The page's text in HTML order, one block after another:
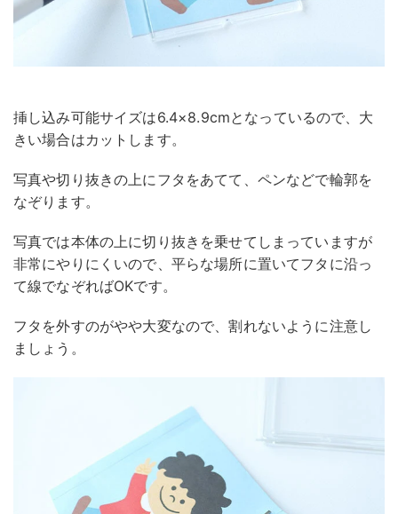
挿し込み可能サイズは6.4×8.9cmとなっているので、大
きい場合はカットします。
写真や切り抜きの上にフタをあてて、ペンなどで輪郭を
なぞります。
写真では本体の上に切り抜きを乗せてしまっていますが
非常にやりにくいので、平らな場所に置いてフタに沿っ
て線でなぞればOKです。
フタを外すのがやや大変なので、割れないように注意し
ましょう。